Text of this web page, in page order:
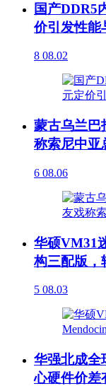
国产DDR5
价引发性能
8 08.02
蒙古乌兰巴
称索尼中亚
6 08.06
华硕VM31
构三配版，
5 08.03
华强北成全
心硬件价差